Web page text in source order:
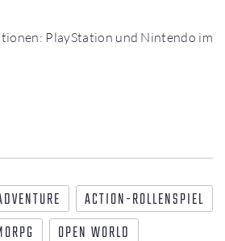
PlayStation und Nintendo im
ACTION-ROLLENSPIEL
OPEN WORLD